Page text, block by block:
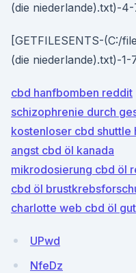
(die niederlande).txt)-4-
[GETFILESENTS-(C:/
(die niederlande).txt)-1-
cbd hanfbomben reddit
schizophrenie durch
kostenloser cbd shuttle
angst cbd öl kanada
mikrodosierung cbd öl
cbd öl
charlotte web cbd öl
UPwd
NfeDz